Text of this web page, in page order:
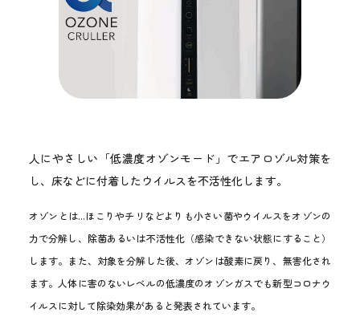
人にやさしい「低濃度オゾンモード」でエアロゾル対策を
し、床などに付着したウイルスを不活性化します。
オゾンとは...ほこりやチリなどよりも小さい菌やウイルスをオゾンの
力で分解し、除菌あるいは不活性化（感染できない状態にすること）
します。また、対象を分解した後、オゾンは酸素に戻り、無害化され
ます。人体に害のないレベルの低濃度のオゾンガスでも新型コロナウ
イルスに対して除染効果があると発表されています。